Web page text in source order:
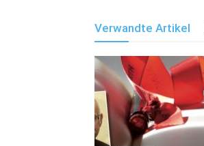
Verwandte Artikel